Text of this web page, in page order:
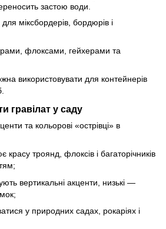
застою води.
міксбордерів, бордюрів і
флоксами, гейхерами та
використовувати для контейнерів
гравілат у саду
та кольорові «острівці» в
красу троянд, флоксів і багаторічників
вертикальні акценти, низькі —
у природних садах, рокаріях і